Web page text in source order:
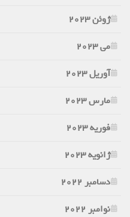
ژوئن 2023
می 2023
آوریل 2023
مارس 2023
فوریه 2023
ژانویه 2023
دسامبر 2022
نوامبر 2022